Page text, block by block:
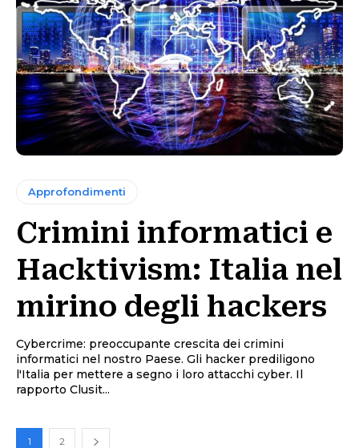
Approfondimenti
Crimini informatici e
Hacktivism: Italia nel
mirino degli hackers
Cybercrime: preoccupante crescita dei crimini
informatici nel nostro Paese. Gli hacker prediligono
l'Italia per mettere a segno i loro attacchi cyber. Il
rapporto Clusit...
1 2